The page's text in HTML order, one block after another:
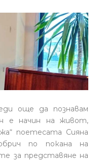
още да познавам
е начин на живот,
поетесата Сияна
по покана на
за представяне на